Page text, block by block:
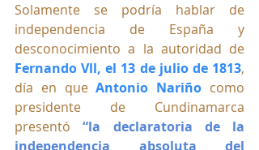
Solamente se podría hablar de
independencia de España y
Fernando Vll, el 13 de julio de 1813,
día en que Antonio Nariño como
presidente de Cundinamarca
presentó “la declaratoria de la
independencia absoluta del